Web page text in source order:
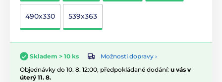
490x330 539x363
Skladem > 10 ks
Možnosti dopravy ›
Objednávky do 10. 8. 12:00, předpokládané dodání: u vás v
úterý 11. 8.